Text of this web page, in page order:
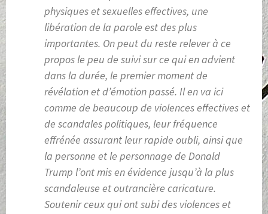
physiques et sexuelles effectives, une
libération de la parole est des plus
importantes. On peut du reste relever à ce
propos le peu de suivi sur ce qui en advient
dans la durée, le premier moment de
révélation et d’émotion passé. Il en va ici
comme de beaucoup de violences effectives et
de scandales politiques, leur fréquence
effrénée assurant leur rapide oubli, ainsi que
la personne et le personnage de Donald
Trump l’ont mis en évidence jusqu’à la plus
scandaleuse et outrancière caricature.
Soutenir ceux qui ont subi des violences et